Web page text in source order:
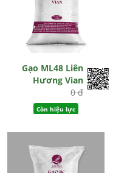
Gạo ML48 Liên
Hương Vian
0 đ
Còn hiệu lực